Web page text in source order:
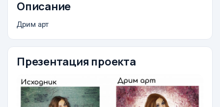
Описание
Дрим арт
Презентация проекта